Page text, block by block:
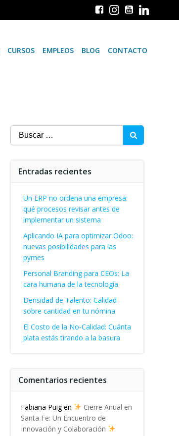
CURSOS EMPLEOS BLOG CONTACTO
Buscar:
Entradas recientes
Un ERP no ordena una empresa:
qué procesos revisar antes de
implementar un sistema
Aplicando IA para optimizar Odoo:
nuevas posibilidades para las
pymes
Personal Branding para CEOs: La
cara humana de la tecnología
Densidad de Talento: Calidad
sobre cantidad en tu nómina
El Costo de la No-Calidad: Cuánta
plata estás tirando a la basura
Comentarios recientes
Fabiana Puigen
Cierre Anual en
Santa Fe: Un Encuentro de
Innovación y Colaboración